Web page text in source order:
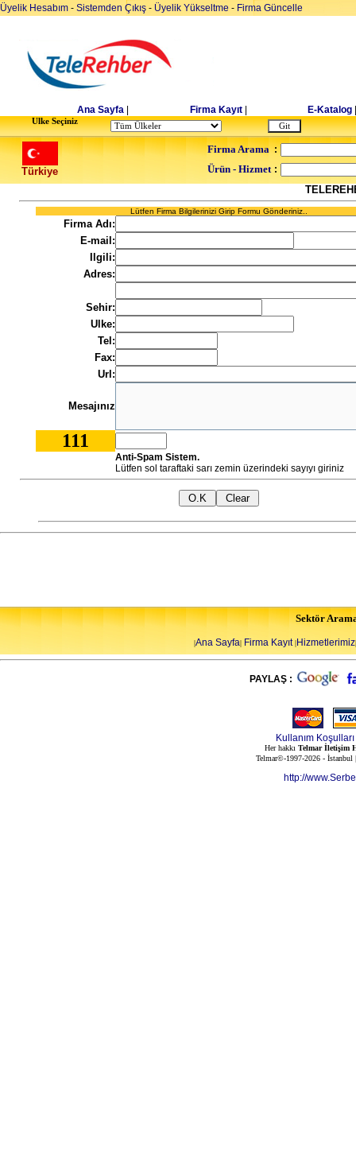
Üyelik Hesabım - Sistemden Çıkış - Üyelik Yükseltme - Firma Güncelle
Ana Sayfa Firma Kayıt E-Katalog
Ulke Seçiniz
Türkiye
Firma Arama :
Ürün - Hizmet :
Lütfen Firma Bilgilerinizi Girip Formu Gönderiniz..
Firma Adı:
E-mail:
Ilgili:
Adres:
Sehir:
Ulke:
Tel:
Fax:
Url:
Mesajınız
111
Anti-Spam Sistem.
Lütfen sol taraftaki sarı zemin üzerindeki sayıyı giriniz
Sektör
|Ana Sayfa| Firma Kayıt|Hizmetlerimiz|
PAYLAŞ :
Kullanım Koşulları
Her hakkı Telmar İletişim
Telmar©-1997-2026 -
http://